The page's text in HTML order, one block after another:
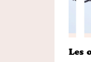
Les